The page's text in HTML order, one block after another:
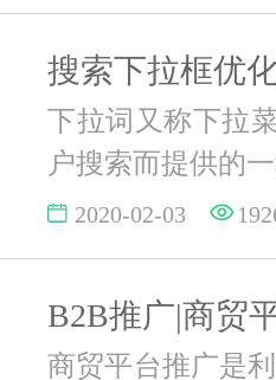
下拉词又称下拉
户搜索而提供的
2020-02-03
商贸平台推广是